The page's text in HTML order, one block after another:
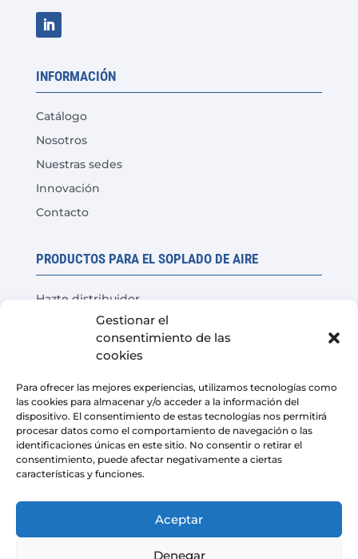
Gestionar el
consentimiento de las
cookies
Para ofrecer las mejores experiencias, utilizamos tecnologías como
las cookies para almacenar y/o acceder a la información del
dispositivo. El consentimiento de estas tecnologías nos permitirá
procesar datos como el comportamiento de navegación o las
identificaciones únicas en este sitio. No consentir o retirar el
consentimiento, puede afectar negativamente a ciertas
características y funciones.
Aceptar
Denegar
INFORMACIÓN
Catálogo
Nosotros
Nuestras sedes
Innovación
Contacto
PRODUCTOS PARA EL SOPLADO DE AIRE
Hazte distribuidor
Prueba del producto
Preguntas Frecuentes
LEGAL
Aviso Legal
Política de privacidad
Condiciones de venta de la plataforma